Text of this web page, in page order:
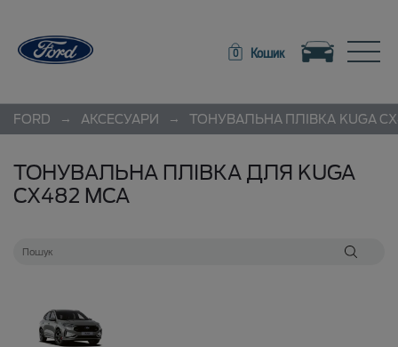
0 Кошик Toggle navigation
FORD → АКСЕСУАРИ → ТОНУВАЛЬНА ПЛІВКА KUGA
ТОНУВАЛЬНА ПЛІВКА ДЛЯ KUGA
CX482 MCA